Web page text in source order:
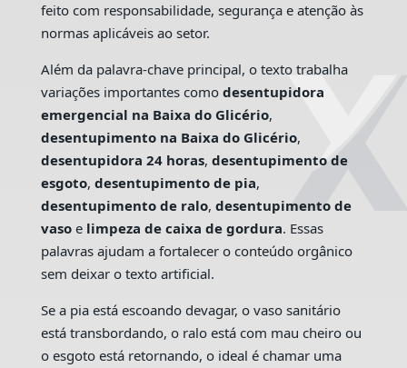
feito com responsabilidade, segurança e atenção às
normas aplicáveis ao setor.
Além da palavra-chave principal, o texto trabalha
variações importantes como desentupidora
emergencial na Baixa do Glicério,
desentupimento na Baixa do Glicério,
desentupidora 24 horas, desentupimento de
esgoto, desentupimento de pia,
desentupimento de ralo, desentupimento de
vasoe limpeza de caixa de gordura. Essas
palavras ajudam a fortalecer o conteúdo orgânico
sem deixar o texto artificial.
Se a pia está escoando devagar, o vaso sanitário
está transbordando, o ralo está com mau cheiro ou
o esgoto está retornando, o ideal é chamar uma